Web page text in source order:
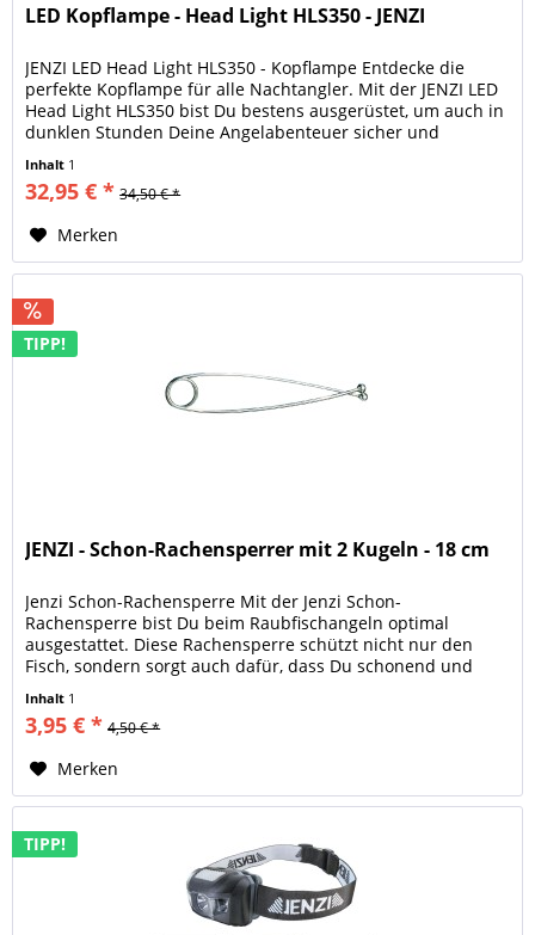
LED Kopflampe - Head Light HLS350 - JENZI
JENZI LED Head Light HLS350 - Kopflampe Entdecke die
perfekte Kopflampe für alle Nachtangler. Mit der JENZI LED
Head Light HLS350 bist Du bestens ausgerüstet, um auch in
dunklen Stunden Deine Angelabenteuer sicher und
Inhalt 1
32,95 € * 34,50 € *
Merken
TIPP!
JENZI - Schon-Rachensperrer mit 2 Kugeln - 18 cm
Jenzi Schon-Rachensperre Mit der Jenzi Schon-
Rachensperre bist Du beim Raubfischangeln optimal
ausgestattet. Diese Rachensperre schützt nicht nur den
Fisch, sondern sorgt auch dafür, dass Du schonend und
Inhalt 1
3,95 € * 4,50 € *
Merken
TIPP!